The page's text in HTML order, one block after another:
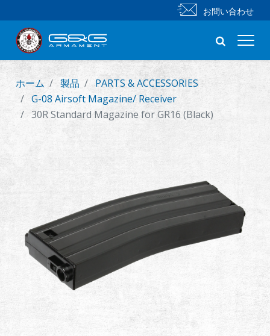
新製品
小銃
射撃訓練シリーズ
グローバル販売
お問い合わせ
ホーム 製品
PARTS & ACCESSORIES
G-08 Airsoft Magazine/ Receiver
30R Standard Magazine for GR16 (Black)